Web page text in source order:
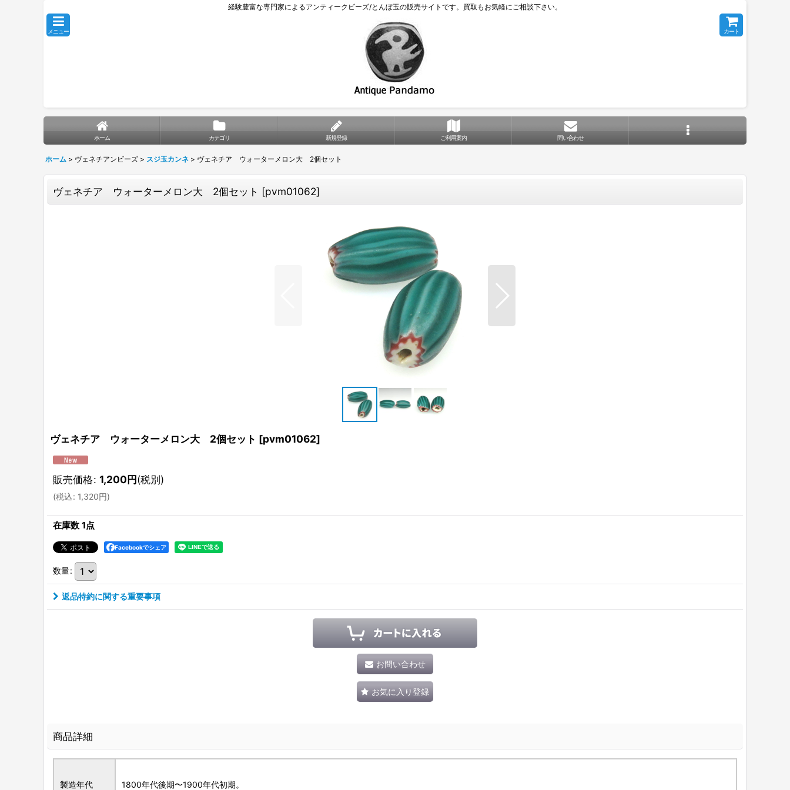
経験豊富な専門家によるアンティークビーズ/とんぼ玉の販売サイトです。買取もお気軽にご相談下さい。
メニュー カート
ホーム カテゴリ 新規登録 ご利用案内 問い合わせ
ホーム > ヴェネチアンビーズ > スジ玉カンネ > ヴェネチア ウォーターメロン大 2個セット
ヴェネチア ウォーターメロン大 2個セット [pvm01062]
ヴェネチア ウォーターメロン大 2個セット [pvm01062]
販売価格: 1,200円(税別)
(税込: 1,320円)
在庫数 1点
Facebookでシェア
数量:
返品特約に関する重要事項
お問い合わせ
お気に入り登録
商品詳細
製造年代 1800年代後期〜1900年代初期。